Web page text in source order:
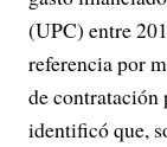
(UPC) entre
referencia por
de contratación
identificó que,